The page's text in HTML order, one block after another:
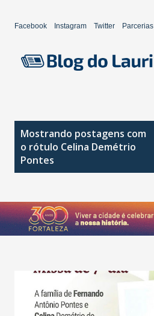
Facebook Instagram Twitter Parcerias
g
e
Mostrando postagens com
o rótulo Celina Demétrio
Pontes